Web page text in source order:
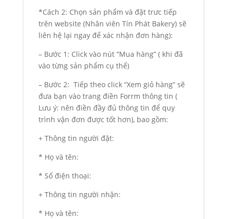
*Cách 2: Chọn sản phẩm và đặt trưc tiếp
trên website (Nhân viên Tín Phát Bakery) sẽ
liên hệ lại ngay để xác nhận đơn hàng):
– Bước 1: Click vào nút “Mua hàng” ( khi đã
vào từng sản phẩm cụ thể)
– Bước 2: Tiếp theo click “Xem giỏ hàng” sẽ
đưa bạn vào trang điền Forrm thông tin (
Lưu ý: nên điền đầy đủ thông tin để quy
trình vận đơn được tốt hơn), bao gồm:
+ Thông tin người đặt:
* Họ và tên:
* Số điện thoại:
+ Thông tin người nhận:
* Họ và tên: